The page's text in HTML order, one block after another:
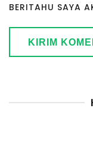
BERITAHU SAYA